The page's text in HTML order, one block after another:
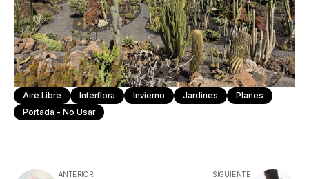
Aire Libre Interflora Invierno Jardines
Planes
Portada - No Usar
ANTERIOR SIGUIENTE